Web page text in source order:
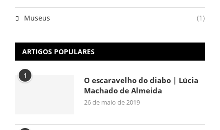
Museus (1)
ARTIGOS POPULARES
1
O escaravelho do diabo | Lúcia
Machado de Almeida
26 de maio de 2019